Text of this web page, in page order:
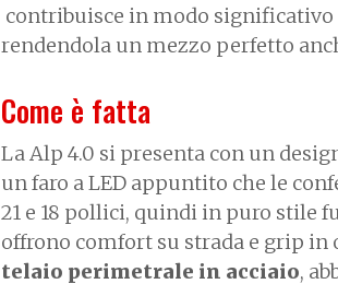
contribuisce in modo significativo
rendendola un mezzo perfetto
Come è fatta
La Alp 4.0 si presenta con un
un faro a LED appuntito che le
21 e 18 pollici, quindi in puro stile
offrono comfort su strada e grip in
telaio perimetrale in acciaio,